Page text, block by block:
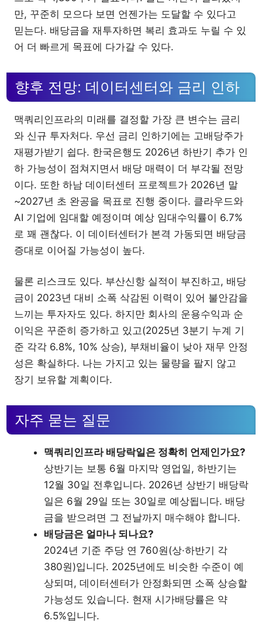
만, 꾸준히 모으다 보면 언젠가는 도달할 수 있다고
믿는다. 배당금을 재투자하면 복리 효과도 누릴 수 있
어 더 빠르게 목표에 다가갈 수 있다.
향후 전망: 데이터센터와 금리 인하
맥쿼리인프라의 미래를 결정할 가장 큰 변수는 금리
와 신규 투자처다. 우선 금리 인하기에는 고배당주가
재평가받기 쉽다. 한국은행도 2026년 하반기 추가 인
하 가능성이 점쳐지면서 배당 매력이 더 부각될 전망
이다. 또한 하남 데이터센터 프로젝트가 2026년 말
~2027년 초 완공을 목표로 진행 중이다. 클라우드와
AI 기업에 임대할 예정이며 예상 임대수익률이 6.7%
로 꽤 괜찮다. 이 데이터센터가 본격 가동되면 배당금
증대로 이어질 가능성이 높다.
물론 리스크도 있다. 부산신항 실적이 부진하고, 배당
금이 2023년 대비 소폭 삭감된 이력이 있어 불안감을
느끼는 투자자도 있다. 하지만 회사의 운용수익과 순
이익은 꾸준히 증가하고 있고(2025년 3분기 누계 기
준 각각 6.8%, 10% 상승), 부채비율이 낮아 재무 안정
성은 확실하다. 나는 가지고 있는 물량을 팔지 않고
장기 보유할 계획이다.
자주 묻는 질문
맥쿼리인프라 배당락일은 정확히 언제인가요?
상반기는 보통 6월 마지막 영업일, 하반기는
12월 30일 전후입니다. 2026년 상반기 배당락
일은 6월 29일 또는 30일로 예상됩니다. 배당
금을 받으려면 그 전날까지 매수해야 합니다.
배당금은 얼마나 되나요?
2024년 기준 주당 연 760원(상·하반기 각
380원)입니다. 2025년에도 비슷한 수준이 예
상되며, 데이터센터가 안정화되면 소폭 상승할
가능성도 있습니다. 현재 시가배당률은 약
6.5%입니다.